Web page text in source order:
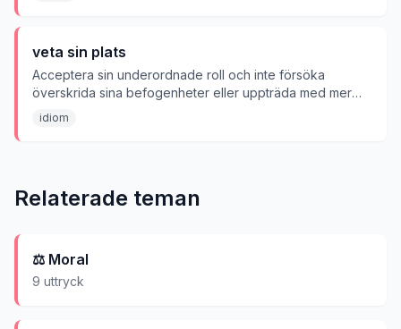
veta sin plats
Acceptera sin underordnade roll och inte försöka
överskrida sina befogenheter eller uppträda med mer
självförtroende än vad som anses lämpligt.
idiom
Relaterade teman
⚖️ Moral
9 uttryck